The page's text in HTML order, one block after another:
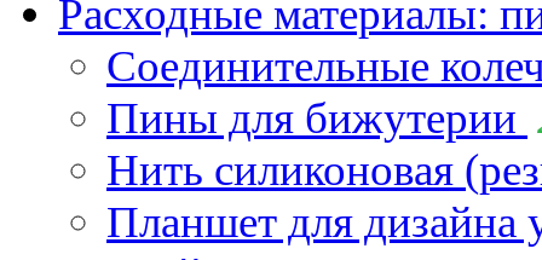
Расходные материалы:
Соединительные
Пины для бижутерии
Нить силиконовая
Планшет для